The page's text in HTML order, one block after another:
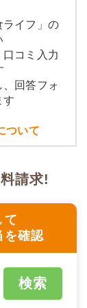
ライフ」の
口コミ入力
、回答フォ
す
ついて
て
を確認
請求!
検索